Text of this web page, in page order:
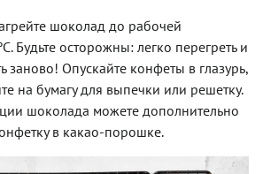
шоколад до рабочей
Будьте осторожны: легко перегреть и
заново! Опускайте конфеты в глазурь,
на бумагу для выпечки или решетку.
шоколада можете дополнительно
в какао-порошке.